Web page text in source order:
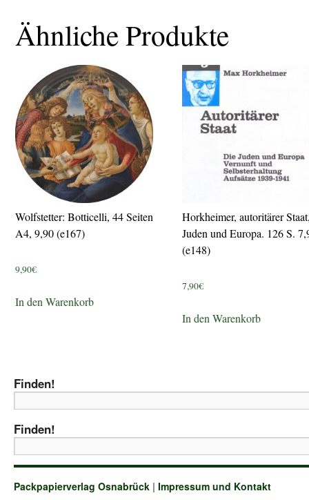
Ähnliche Produkte
Wolfstetter: Botticelli, 44 Seiten
A4, 9,90 (e167)
9,90€
In den Warenkorb
Horkheimer, autoritärer
Juden und Europa. 126 S.
(e148)
7,90€
In den Warenkorb
Finden!
Finden!
Packpapierverlag Osnabrück | Impressum und Kontakt